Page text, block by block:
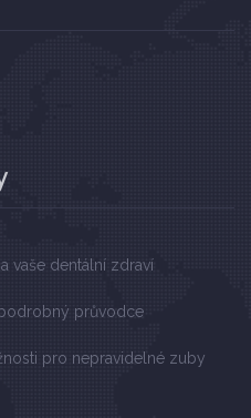
vaše dentální zdraví
průvodce
pro nepravidelné zuby